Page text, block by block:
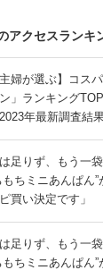
アクセスランキ
主婦が選ぶ】コス
」ランキング
年最新調査結果
は足りず、もう一
もちミニあんぱ
買い決定です」
は足りず、もう一
もちミニあんぱ